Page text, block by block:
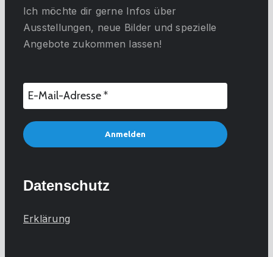
Ich möchte dir gerne Infos über
Ausstellungen, neue Bilder und spezielle
Angebote zukommen lassen!
Datenschutz
Erklärung